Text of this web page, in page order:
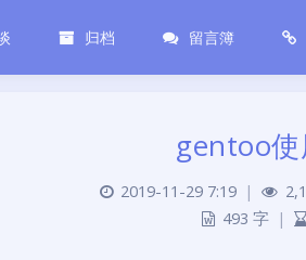
归档 留言簿
gentoo
2019-11-29 7:19 |
493 字 |